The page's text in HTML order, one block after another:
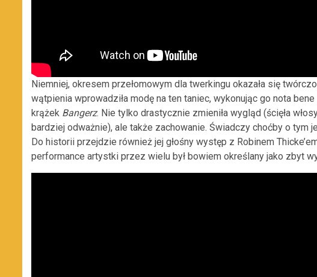
Niemniej, okresem przełomowym dla twerkingu okazała się
wątpienia wprowadziła modę na ten taniec, wykonując go nota
krążek Bangerz. Nie tylko drastycznie zmieniła wygląd (ścięła
bardziej odważnie), ale także zachowanie. Świadczy choćby o
Do historii przejdzie również jej głośny występ z Robinem
performance artystki przez wielu był bowiem określany jako zbyt